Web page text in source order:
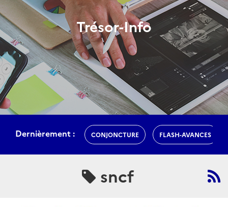
Trésor-Info
Dernièrement : CONJONCTURE FLASH-AVANCES
sncf